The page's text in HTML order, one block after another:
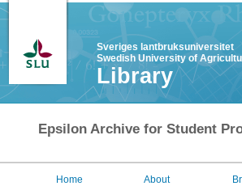
Sveriges lantbruksuniversitet
Swedish University of
Library
Epsilon Archive for Student
Home About